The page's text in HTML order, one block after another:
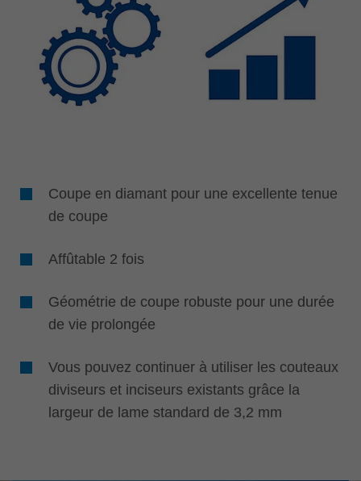
Coupe en diamant pour une excellente tenue
de coupe
Affûtable 2 fois
Géométrie de coupe robuste pour une durée
de vie prolongée
Vous pouvez continuer à utiliser les couteaux
diviseurs et inciseurs existants grâce la
largeur de lame standard de 3,2 mm